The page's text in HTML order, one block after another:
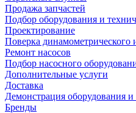
Продажа запчастей
Подбор оборудования и
Проектирование
Поверка динамометрического
Ремонт насосов
Подбор насосного
Дополнительные услуги
Доставка
Демонстрация оборудования и
Бренды